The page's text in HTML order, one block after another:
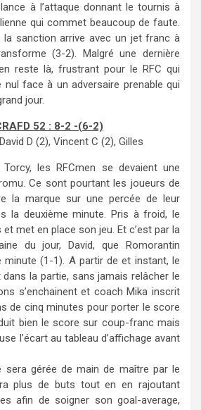
à l’attaque donnant le tournis à
qui commet beaucoup de faute.
sanction arrive avec un jet franc à
(3-2). Malgré une dernière
reste là, frustrant pour le RFC qui
face à un adversaire prenable qui
jour.
52 : 8-2 -(6-2)
D (2), Vincent C (2), Gilles
les RFCmen se devaient une
Ce sont pourtant les joueurs de
la marque sur une percée de leur
la deuxième minute. Pris à froid, le
et met en place son jeu. Et c’est par la
du jour, David, que Romorantin
minute (1-1). A partir de et instant, le
dans la partie, sans jamais relâcher le
s’enchainent et coach Mika inscrit
de cinq minutes pour porter le score
bien le score sur coup-franc mais
l’écart au tableau d’affichage avant
sera gérée de main de maître par le
plus de buts tout en en rajoutant
afin de soigner son goal-average,